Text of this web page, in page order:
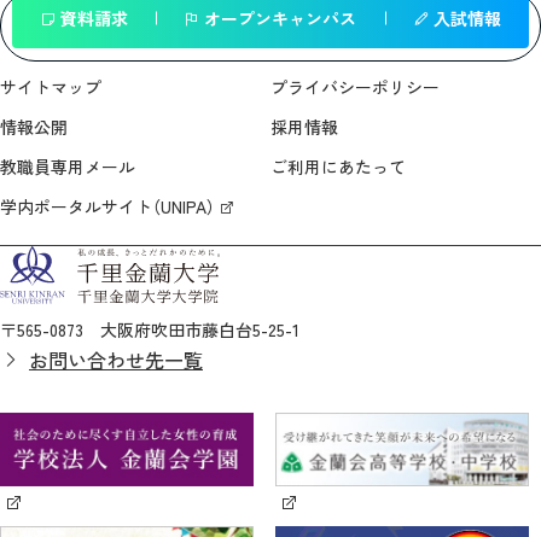
一覧へ戻る
資料請求 オープンキャンパス 入試情報
サイトマップ
プライバシーポリシー
情報公開
採用情報
教職員専用メール
ご利用にあたって
学内ポータルサイト（UNIPA）
〒565-0873 大阪府吹田市藤白台5-25-1
お問い合わせ先一覧